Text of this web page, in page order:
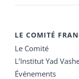
LE COMITÉ
Le Comité
L’Institut Yad
Événements